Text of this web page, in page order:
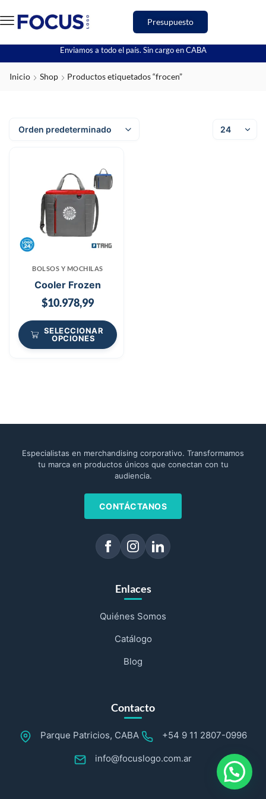
Presupuesto
Enviamos a todo el país. Sin cargo en CABA
Inicio Shop Productos etiquetados “frocen”
BOLSOS Y MOCHILAS
Cooler Frozen
$10.978,99
SELECCIONAR
OPCIONES
Especialistas en merchandising corporativo. Transformamos
tu marca en productos únicos que conectan con tu
audiencia.
CONTÁCTANOS
Enlaces
Quiénes Somos
Catálogo
Blog
Contacto
Parque Patricios, CABA +54 9 11 2807-0996
info@focuslogo.com.ar